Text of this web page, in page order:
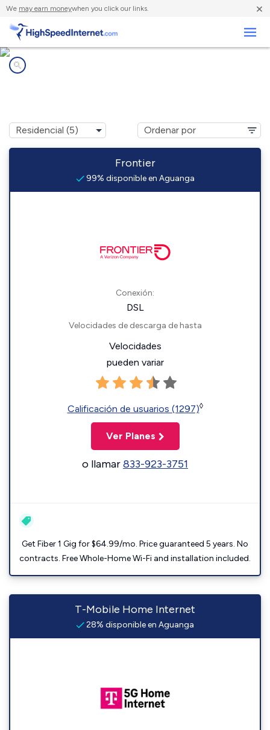
We may earn moneywhen you click our links. ×
Frontier
99% disponible en Aguanga
Conexión:
DSL
Velocidades de descarga de hasta
Velocidades
pueden variar
Calificación de usuarios (1297)◊
Ver Planes
o llamar833-923-3751
Get Fiber 1 Gig for $64.99/mo. Price guaranteed 5 years. No
contracts. Free Whole-Home Wi-Fi and installation included.
T-Mobile Home Internet
28% disponible en Aguanga